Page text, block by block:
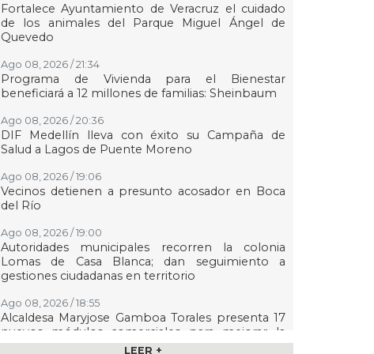
Fortalece Ayuntamiento de Veracruz el cuidado
de los animales del Parque Miguel Ángel de
Quevedo
Ago 08, 2026 / 21:34
Programa de Vivienda para el Bienestar
beneficiará a 12 millones de familias: Sheinbaum
Ago 08, 2026 / 20:36
DIF Medellín lleva con éxito su Campaña de
Salud a Lagos de Puente Moreno
Ago 08, 2026 / 19:06
Vecinos detienen a presunto acosador en Boca
del Río
Ago 08, 2026 / 19:00
Autoridades municipales recorren la colonia
Lomas de Casa Blanca; dan seguimiento a
gestiones ciudadanas en territorio
Ago 08, 2026 / 18:55
Alcaldesa Maryjose Gamboa Torales presenta 17
nuevos módulos comerciales para mejorar la
imagen de las playas e impulsar la economía de
LEER +